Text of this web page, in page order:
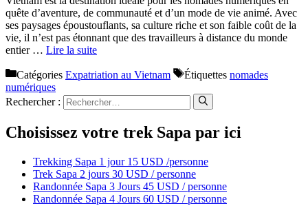
quête d’aventure, de communauté et d’un mode de vie animé. Avec
ses paysages époustouflants, sa culture riche et son faible coût de la
vie, il n’est pas étonnant que des travailleurs à distance du monde
entier … Lire la suite
Catégories Expatriation au Vietnam Étiquettes nomades
numériques
Rechercher :
Choisissez votre trek Sapa par ici
Trekking Sapa 1 jour 15 USD /personne
Trek Sapa 2 jours 30 USD / personne
Randonnée Sapa 3 Jours 45 USD / personne
Randonnée Sapa 4 Jours 60 USD / personne